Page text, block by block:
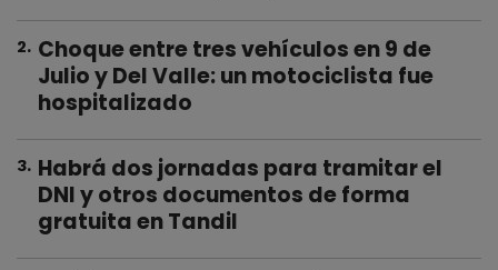
2. Choque entre tres vehículos en 9 de
Julio y Del Valle: un motociclista fue
hospitalizado
3. Habrá dos jornadas para tramitar el
DNI y otros documentos de forma
gratuita en Tandil